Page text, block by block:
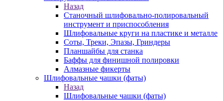
Назад
Станочный шлифовально-полировальный
инструмент и приспособления
Шлифовальные круги на пластике и металле
Соты, Треки, Эпазы, Гриндеры
Планшайбы для станка
Баффы для финишной полировки
Алмазные фикерты
Шлифовальные чашки (фаты)
Назад
Шлифовальные чашки (фаты)